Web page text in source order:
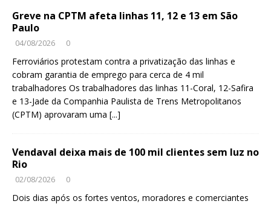
Greve na CPTM afeta linhas 11, 12 e 13 em São
Paulo
04/08/2026 0
Ferroviários protestam contra a privatização das linhas e
cobram garantia de emprego para cerca de 4 mil
trabalhadores Os trabalhadores das linhas 11-Coral, 12-Safira
e 13-Jade da Companhia Paulista de Trens Metropolitanos
(CPTM) aprovaram uma [...]
Vendaval deixa mais de 100 mil clientes sem luz no
Rio
02/08/2026 0
Dois dias após os fortes ventos, moradores e comerciantes